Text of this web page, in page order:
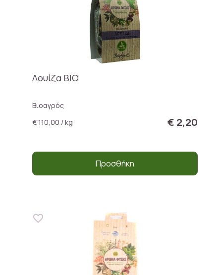
Λουίζα ΒΙΟ
Βιοαγρός
€ 110,00 / kg
€ 2,20
Προσθήκη